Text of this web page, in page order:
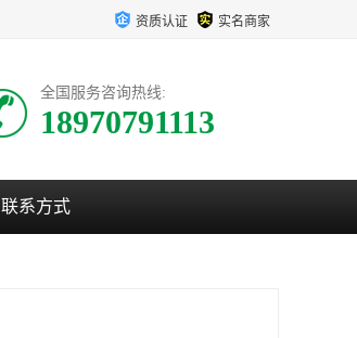
资质认证 实名商家
全国服务咨询热线:
18970791113
联系方式